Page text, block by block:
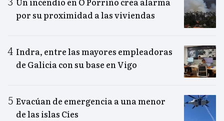
por su proximidad a las viviendas
Indra, entre las mayores empleadoras
de Galicia con su base en Vigo
Evacúan de emergencia a una menor
de las islas Cíes